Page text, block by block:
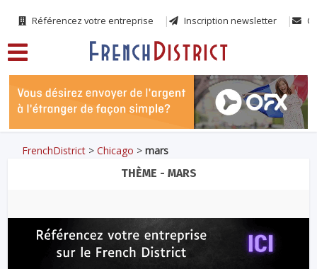
Référencez votre entreprise Inscription newsletter
FrenchDistrict >Chicago >mars
THÈME - MARS